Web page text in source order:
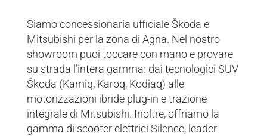
Siamo concessionaria ufficiale Škoda e
Mitsubishi per la zona di Agna. Nel nostro
showroom puoi toccare con mano e provare
su strada l’intera gamma: dai tecnologici SUV
Škoda (Kamiq, Karoq, Kodiaq) alle
motorizzazioni ibride plug-in e trazione
integrale di Mitsubishi. Inoltre, offriamo la
gamma di scooter elettrici Silence, leader